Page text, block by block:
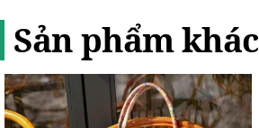
Sản phẩm khác